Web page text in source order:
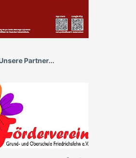
Partner...